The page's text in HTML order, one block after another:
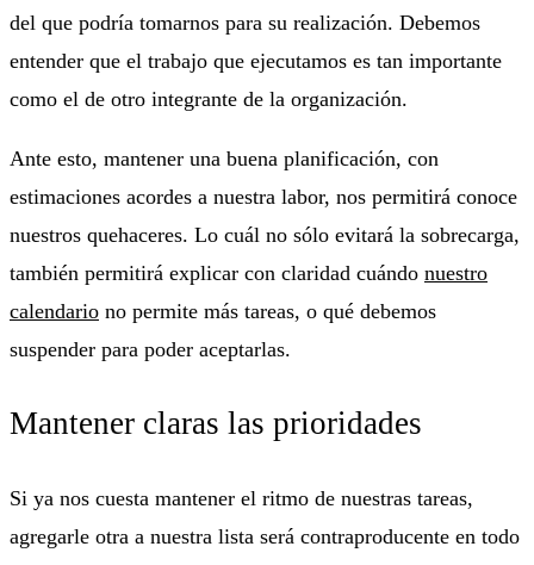
del que podría tomarnos para su realización. Debemos
entender que el trabajo que ejecutamos es tan importante
como el de otro integrante de la organización.
Ante esto, mantener una buena planificación, con
estimaciones acordes a nuestra labor, nos permitirá conoce
nuestros quehaceres. Lo cuál no sólo evitará la sobrecarga,
también permitirá explicar con claridad cuándo nuestro
calendario no permite más tareas, o qué debemos
suspender para poder aceptarlas.
Mantener claras las prioridades
Si ya nos cuesta mantener el ritmo de nuestras tareas,
agregarle otra a nuestra lista será contraproducente en todo